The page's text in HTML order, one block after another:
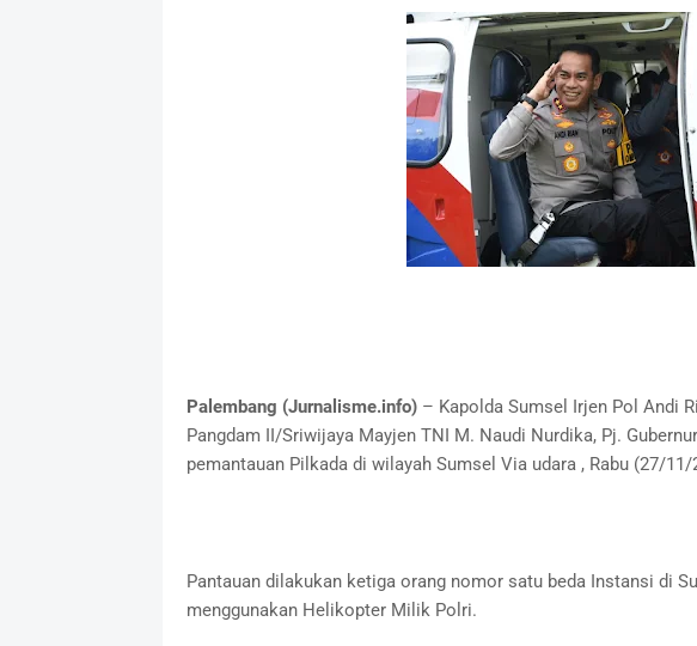
Palembang (Jurnalisme.info) – Kapolda Sumsel Irjen Pol Andi
Pangdam II/Sriwijaya Mayjen TNI M. Naudi Nurdika, Pj.
pemantauan Pilkada di wilayah Sumsel Via udara , Rabu (27/11/
Pantauan dilakukan ketiga orang nomor satu beda Instansi di
menggunakan Helikopter Milik Polri.